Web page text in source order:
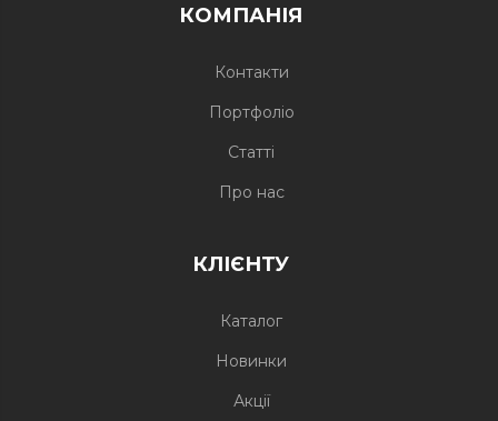
КОМПАНІЯ
Контакти
Портфоліо
Статті
Про нас
КЛІЄНТУ
Каталог
Новинки
Акції